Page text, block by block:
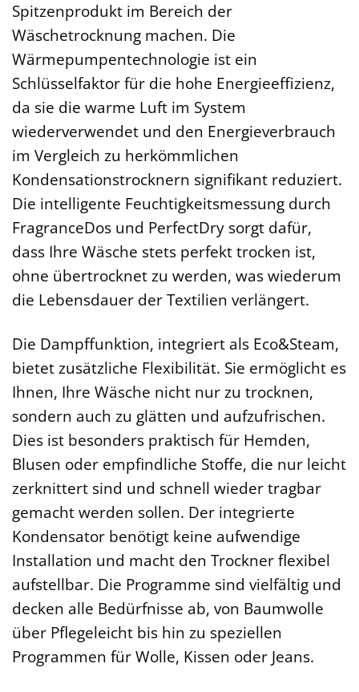
Spitzenprodukt im Bereich der
Wäschetrocknung machen. Die
Wärmepumpentechnologie ist ein
Schlüsselfaktor für die hohe Energieeffizienz,
da sie die warme Luft im System
wiederverwendet und den Energieverbrauch
im Vergleich zu herkömmlichen
Kondensationstrocknern signifikant reduziert.
Die intelligente Feuchtigkeitsmessung durch
FragranceDos und PerfectDry sorgt dafür,
dass Ihre Wäsche stets perfekt trocken ist,
ohne übertrocknet zu werden, was wiederum
die Lebensdauer der Textilien verlängert.
Die Dampffunktion, integriert als Eco&Steam,
bietet zusätzliche Flexibilität. Sie ermöglicht es
Ihnen, Ihre Wäsche nicht nur zu trocknen,
sondern auch zu glätten und aufzufrischen.
Dies ist besonders praktisch für Hemden,
Blusen oder empfindliche Stoffe, die nur leicht
zerknittert sind und schnell wieder tragbar
gemacht werden sollen. Der integrierte
Kondensator benötigt keine aufwendige
Installation und macht den Trockner flexibel
aufstellbar. Die Programme sind vielfältig und
decken alle Bedürfnisse ab, von Baumwolle
über Pflegeleicht bis hin zu speziellen
Programmen für Wolle, Kissen oder Jeans.